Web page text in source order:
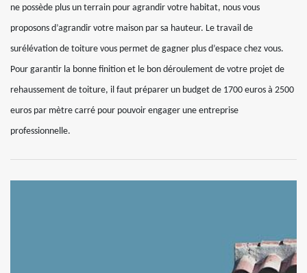
ne possède plus un terrain pour agrandir votre habitat, nous vous
proposons d’agrandir votre maison par sa hauteur. Le travail de
surélévation de toiture vous permet de gagner plus d’espace chez vous.
Pour garantir la bonne finition et le bon déroulement de votre projet de
rehaussement de toiture, il faut préparer un budget de 1700 euros à 2500
euros par mètre carré pour pouvoir engager une entreprise
professionnelle.